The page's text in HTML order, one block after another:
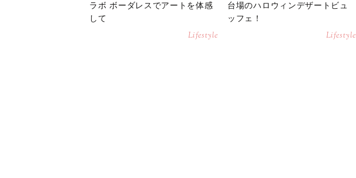
ラボ ボーダレスでアートを体感
して
Lifestyle
台場のハロウィンデザートビュ
ッフェ！
Lifestyle